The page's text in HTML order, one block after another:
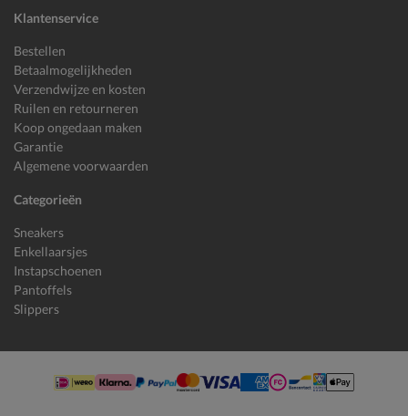
Klantenservice
Bestellen
Betaalmogelijkheden
Verzendwijze en kosten
Ruilen en retourneren
Koop ongedaan maken
Garantie
Algemene voorwaarden
Categorieën
Sneakers
Enkellaarsjes
Instapschoenen
Pantoffels
Slippers